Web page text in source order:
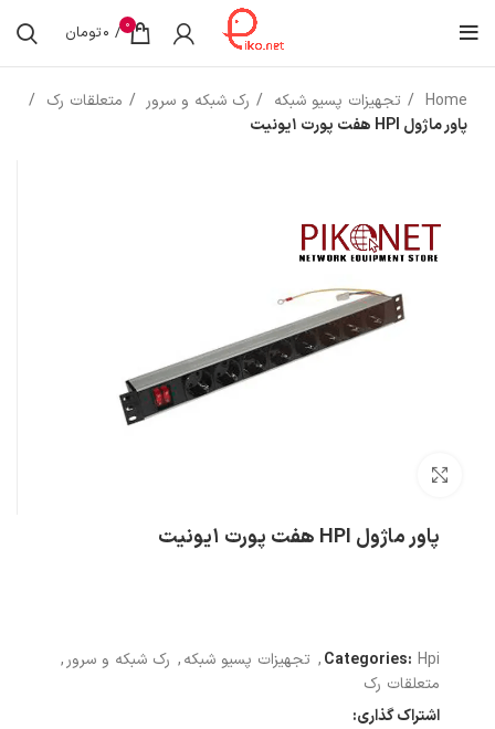
0
/
0تومان
Home تجهیزات پسیو شبکه رک شبکه و سرور
متعلقات رک
پاور ماژول HPI هفت پورت 1یونیت
پاور ماژول HPI هفت پورت 1یونیت
Categories: Hpi
, تجهیزات پسیو شبکه, رک شبکه و سرور ,
متعلقات رک
اشتراک گذاری: